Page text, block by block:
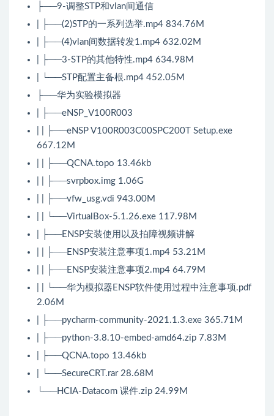
├──9-调整STP和vlan间通信
| ├──(2)STP的一系列选举.mp4 834.76M
| ├──(4)vlan间数据转发1.mp4 632.02M
| ├──3-STP的其他特性.mp4 634.98M
| └──STP配置主备根.mp4 452.05M
├──华为实验模拟器
| ├──eNSP_V100R003
| | ├──eNSP V100R003C00SPC200T Setup.exe
667.12M
| | ├──QCNA.topo 13.46kb
| | ├──svrpbox.img 1.06G
| | ├──vfw_usg.vdi 943.00M
| | └──VirtualBox-5.1.26.exe 117.98M
| ├──ENSP安装使用以及拍障视频讲解
| | ├──ENSP安装注意事项1.mp4 53.21M
| | ├──ENSP安装注意事项2.mp4 64.79M
| | └──华为模拟器ENSP软件使用过程中注意事项.pdf
2.06M
| ├──pycharm-community-2021.1.3.exe 365.71M
| ├──python-3.8.10-embed-amd64.zip 7.83M
| ├──QCNA.topo 13.46kb
| └──SecureCRT.rar 28.68M
└──HCIA-Datacom 课件.zip 24.99M